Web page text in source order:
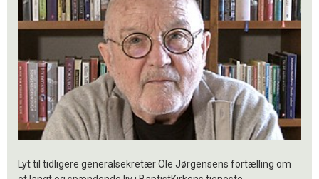
Lyt til tidligere generalsekretær Ole Jørgensens fortælling om